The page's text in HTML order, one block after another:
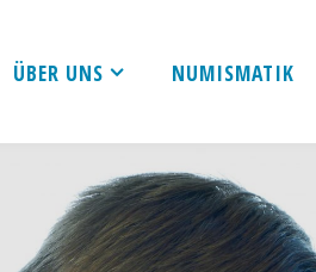
ÜBER UNS NUMISMATIK